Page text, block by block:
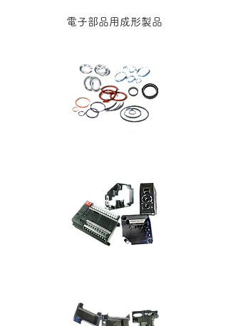
電子部品用成形製品